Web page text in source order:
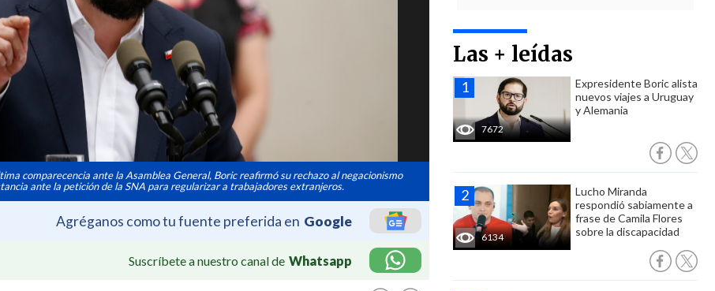
comparecencia ante la Asamblea General, Boric reafirmó su rechazo al negacionismo
ante la petición de la SNA para regularizar a trabajadores extranjeros.
Agréganos como tu fuente preferida en Google
Suscríbete a nuestro canal de Whatsapp
Las + leídas
7672
Expresidente Boric alista
nuevos viajes a Uruguay
y Alemania
6134
Lucho Miranda
respondió sabiamente a
frase de Camila Flores
sobre la discapacidad